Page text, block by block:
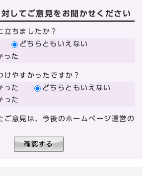
してご意見をお聞かせください
立ちましたか？
どちらともいえない
った
けやすかったですか？
った
どちらともいえない
った
ご意見は、今後のホームページ運営の